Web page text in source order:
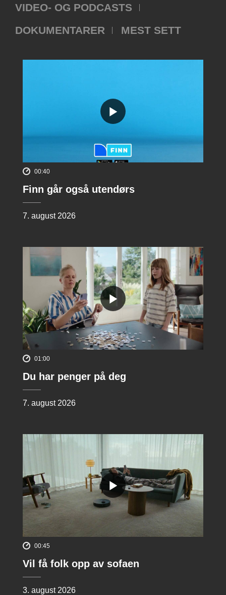
VIDEO- OG PODCASTS
DOKUMENTARER
MEST SETT
00:40
Finn går også utendørs
7. august 2026
01:00
Du har penger på deg
7. august 2026
00:45
Vil få folk opp av sofaen
3. august 2026